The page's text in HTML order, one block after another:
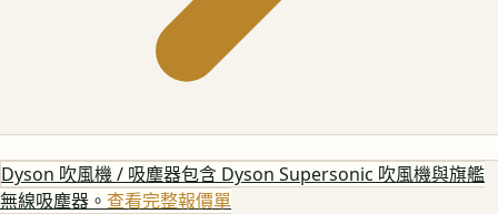
Dyson 吹風機 / 吸塵器包含 Dyson Supersonic 吹風機與旗艦
無線吸塵器。 查看完整報價單